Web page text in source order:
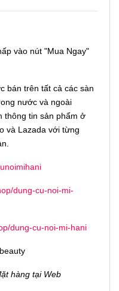
vào nút "Mua Ngay"
bán trên tất cả các sàn
nước và ngoài
thông tin sản phẩm ở
và Lazada với từng
dung-cu-noi-mi-
dung-cu-noi-mi-hani
hàng tại Web